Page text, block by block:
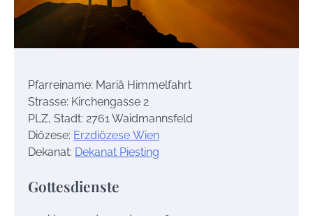
Pfarreiname: Mariä Himmelfahrt
Strasse: Kirchengasse 2
PLZ, Stadt: 2761 Waidmannsfeld
Diözese: Erzdiözese Wien
Dekanat: Dekanat Piesting
Gottesdienste